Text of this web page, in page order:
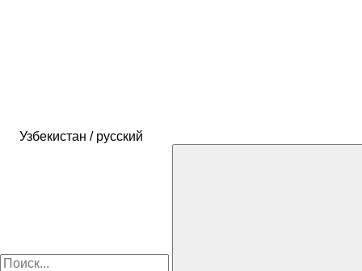
Узбекистан / русский